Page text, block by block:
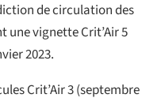
de circulation des
une vignette Crit’Air 5
2023.
Crit’Air 3 (septembre